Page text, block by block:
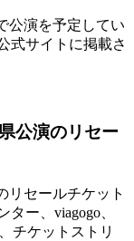
公演を予定してい
式サイトに掲載さ
公演のリセー
リセールチケット
ー、viagogo、
チケットストリ